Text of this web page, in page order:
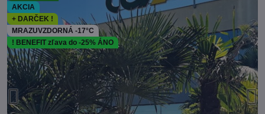
AKCIA
+ DARČEK !
MRAZUVZDORNÁ -17°C
! BENEFIT zľava do -25% ÁNO